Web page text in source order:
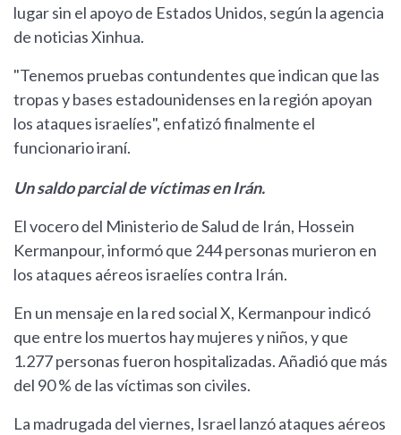
lugar sin el apoyo de Estados Unidos, según la agencia
de noticias Xinhua.
"Tenemos pruebas contundentes que indican que las
tropas y bases estadounidenses en la región apoyan
los ataques israelíes", enfatizó finalmente el
funcionario iraní.
Un saldo parcial de víctimas en Irán.
El vocero del Ministerio de Salud de Irán, Hossein
Kermanpour, informó que 244 personas murieron en
los ataques aéreos israelíes contra Irán.
En un mensaje en la red social X, Kermanpour indicó
que entre los muertos hay mujeres y niños, y que
1.277 personas fueron hospitalizadas. Añadió que más
del 90 % de las víctimas son civiles.
La madrugada del viernes, Israel lanzó ataques aéreos